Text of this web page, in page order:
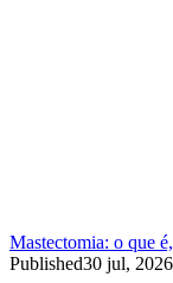
Mastectomia: o que
Published30 jul, 2026